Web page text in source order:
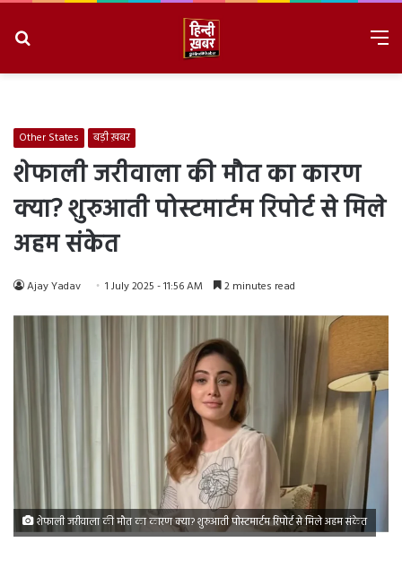
Other States बड़ी ख़बर
शेफाली जरीवाला की मौत का कारण
क्या? शुरुआती पोस्टमार्टम रिपोर्ट से मिले
अहम संकेत
Ajay Yadav 1 July 2025 - 11:56 AM 2 minutes read
शेफाली जरीवाला की मौत का कारण क्या? शुरुआती पोस्टमार्टम रिपोर्ट से मिले अहम संकेत